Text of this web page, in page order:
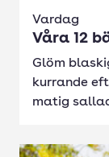
Vardag
Våra 12
Glöm
kurrande
matig